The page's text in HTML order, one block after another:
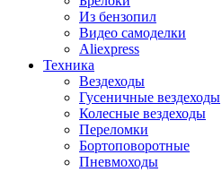
Из бензопил
Видео самоделки
Aliexpress
Техника
Вездеходы
Гусеничные вездеходы
Колесные вездеходы
Переломки
Бортоповоротные
Пневмоходы